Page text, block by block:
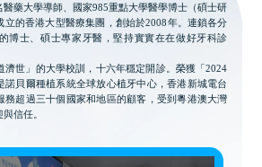
醫藥大學導師、國家985重點大學醫學博士（碩士研
立的香港大型醫療集團，創始於2008年。連鎖各分
博士、碩士專家牙醫，堅持實實在在做好牙科診
濟世」的大學校訓，十六年穩定開診。榮獲「2024
諾貝爾種植系統全球放心植牙中心，香港新城電台
務超過三十個國家和地區的顧客，受到粵港澳大灣
信任。